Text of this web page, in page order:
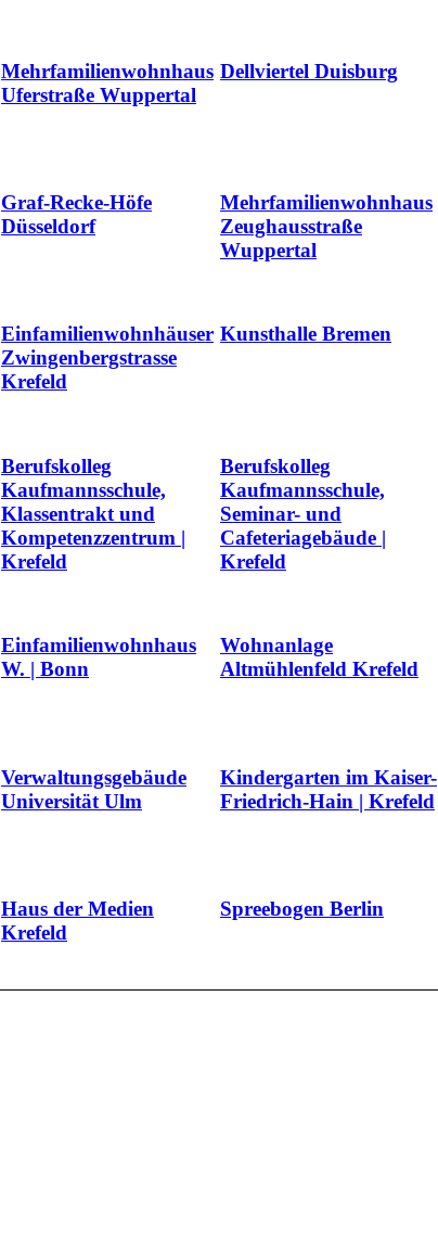
Mehrfamilienwohnhaus
Uferstraße Wuppertal
Dellviertel Duisburg
Graf-Recke-Höfe
Düsseldorf
Mehrfamilienwohnhaus
Zeughausstraße
Wuppertal
Einfamilienwohnhäuser
Zwingenbergstrasse
Krefeld
Kunsthalle Bremen
Berufskolleg
Kaufmannsschule,
Klassentrakt und
Kompetenzzentrum |
Krefeld
Berufskolleg
Kaufmannsschule,
Seminar- und
Cafeteriagebäude |
Krefeld
Einfamilienwohnhaus
W. | Bonn
Wohnanlage
Altmühlenfeld Krefeld
Verwaltungsgebäude
Universität Ulm
Kindergarten im Kaiser-
Friedrich-Hain | Krefeld
Haus der Medien
Krefeld
Spreebogen Berlin